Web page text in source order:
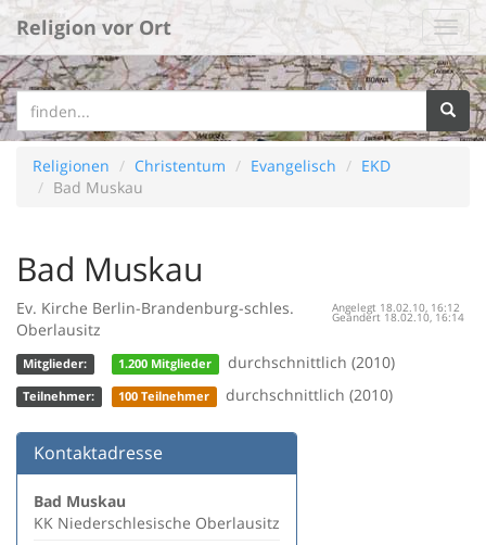
Religion vor Ort
Religionen Christentum Evangelisch
EKD
Bad Muskau
Bad Muskau
Angelegt 18.02.10, 16:12
Geändert 18.02.10, 16:14
Ev. Kirche Berlin-Brandenburg-schles.
Oberlausitz
Mitglieder: 1.200 Mitglieder durchschnittlich (2010)
Teilnehmer: 100 Teilnehmer durchschnittlich (2010)
Kontaktadresse
Bad Muskau
KK Niederschlesische Oberlausitz